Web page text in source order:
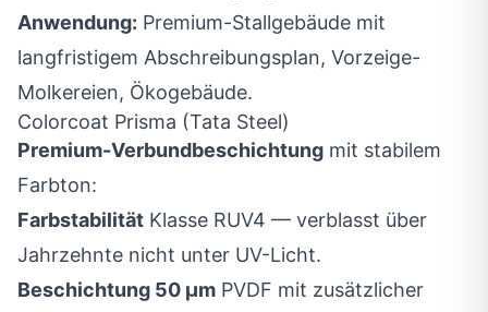
Anwendung: Premium-Stallgebäude mit
langfristigem Abschreibungsplan, Vorzeige-
Molkereien, Ökogebäude.
Colorcoat Prisma (Tata Steel)
Premium-Verbundbeschichtung mit stabilem
Farbton:
Farbstabilität Klasse RUV4 — verblasst über
Jahrzehnte nicht unter UV-Licht.
Beschichtung 50 µm PVDF mit zusätzlicher